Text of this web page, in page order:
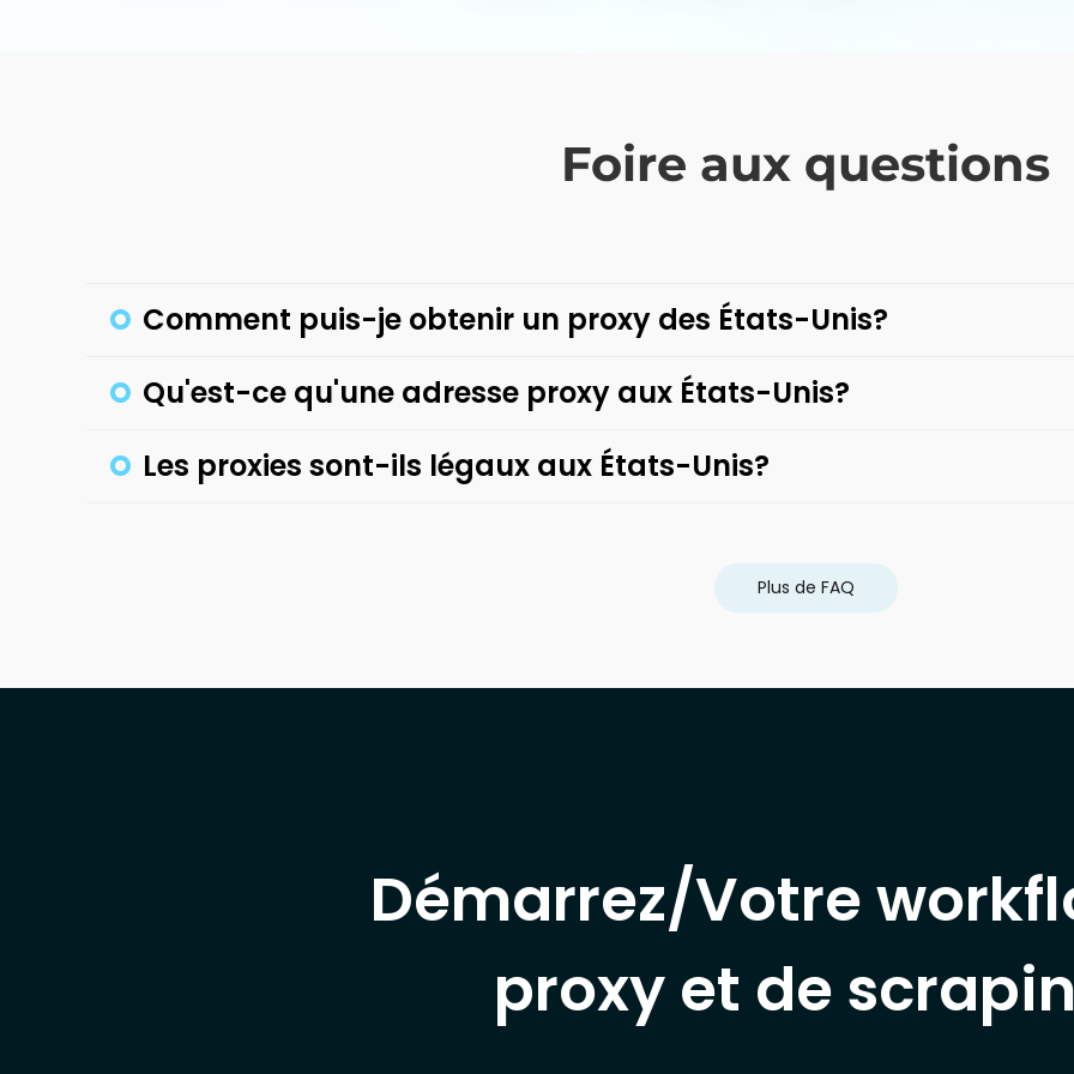
pourrait &ecirc;tre
proxies sont efficaces pour
restrictions r&eacute;seau.
Foire aux questions
Comment puis-je obtenir un proxy des États-Unis?
Qu'est-ce qu'une adresse proxy aux États-Unis?
Les proxies sont-ils légaux aux États-Unis?
Plus de FAQ
Démarrez/Votre
proxy et de